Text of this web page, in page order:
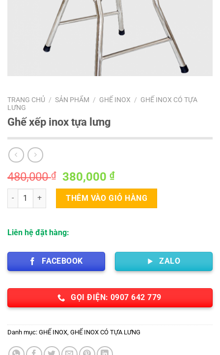
TRANG CHỦ / SẢN PHẨM / GHẾ INOX / GHẾ INOX CÓ TỰA
LƯNG
Ghế xếp inox tựa lưng
480,000₫
Giá
gốc
là:
480,000 ₫.
380,000₫Giá
hiện
tại
là:
Ghế xếp inox tựa lưng số lượngTHÊM VÀO GIỎ HÀNG
Liên hệ đặt hàng:
FACEBOOK ZALO
GỌI ĐIỆN: 0907 642 779
Danh mục: GHẾ INOX, GHẾ INOX CÓ TỰA LƯNG